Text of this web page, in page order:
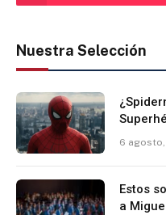
Nuestra Selección
6
Estos
a